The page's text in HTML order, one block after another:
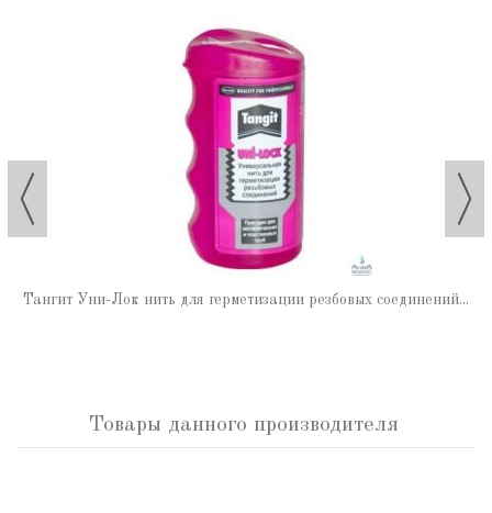
Тангит Уни-Лок нить для герметизации резбовых соединений...
Товары данного производителя